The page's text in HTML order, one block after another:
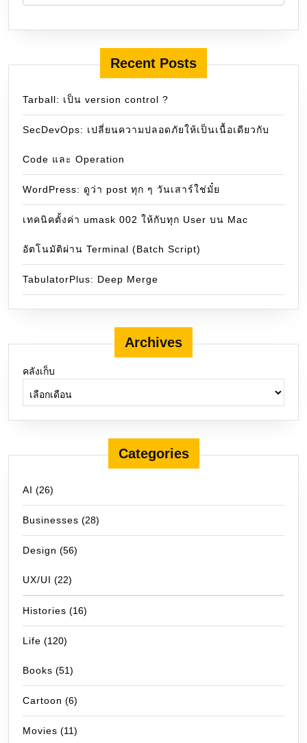
Recent Posts
Tarball: เป็น version control ?
SecDevOps: เปลี่ยนความปลอดภัยให้เป็นเนื้อเดียวกับ
Code และ Operation
WordPress: ดูว่า post ทุก ๆ วันเสาร์ใช่มั๋ย
เทคนิคตั้งค่า umask 002 ให้กับทุก User บน Mac
อัตโนมัติผ่าน Terminal (Batch Script)
TabulatorPlus: Deep Merge
Archives
คลังเก็บ
Categories
AI (26)
Businesses (28)
Design (56)
UX/UI (22)
Histories (16)
Life (120)
Books (51)
Cartoon (6)
Movies (11)